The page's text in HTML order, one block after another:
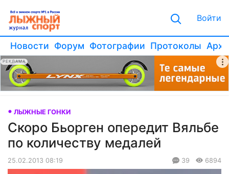
Войти
Новости Форум Фотографии Протоколы
РЕКЛАМА
ЛЫЖНЫЕ ГОНКИ
Скоро Бьорген опередит Вяльбе
по количеству медалей
25.02.2013 08:19 39 6894